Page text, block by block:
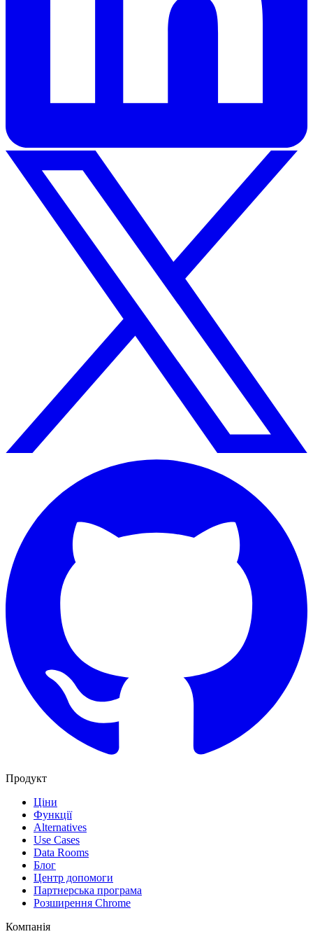
Продукт
Ціни
Функції
Alternatives
Use Cases
Data Rooms
Блог
Центр допомоги
Партнерська програма
Розширення Chrome
Компанія